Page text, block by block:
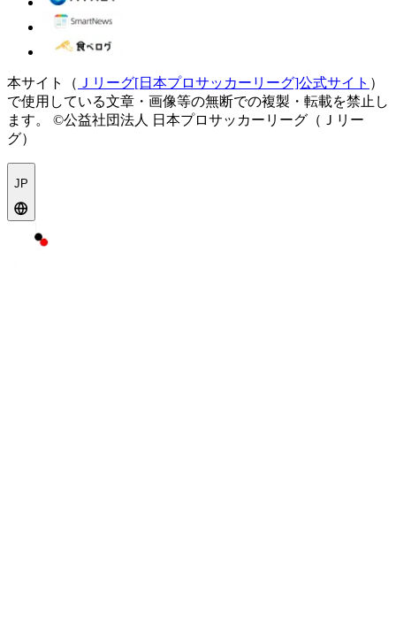
本サイト（ Ｊリーグ[日本プロサッカーリーグ]公式サイト ）
で使用している文章・画像等の無断での複製・転載を禁止し
ます。
©公益社団法人 日本プロサッカーリーグ（Ｊリー
グ）
JP